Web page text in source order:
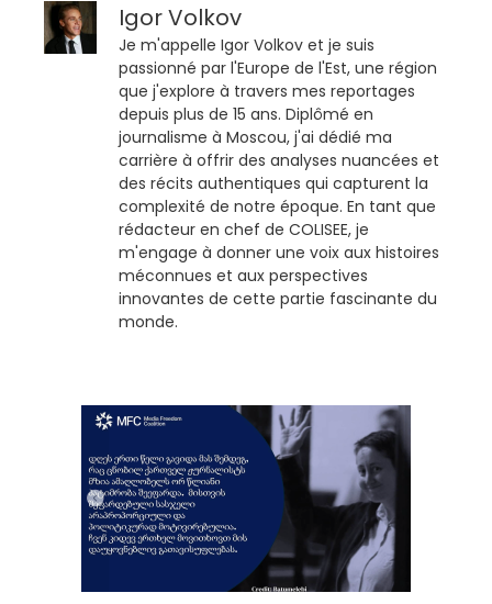
Igor Volkov
Je m'appelle Igor Volkov et je suis
passionné par l'Europe de l'Est, une région
que j'explore à travers mes reportages
depuis plus de 15 ans. Diplômé en
journalisme à Moscou, j'ai dédié ma
carrière à offrir des analyses nuancées et
des récits authentiques qui capturent la
complexité de notre époque. En tant que
rédacteur en chef de COLISEE, je
m'engage à donner une voix aux histoires
méconnues et aux perspectives
innovantes de cette partie fascinante du
monde.